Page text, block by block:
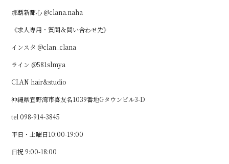
那覇新都心 @clana.naha
《求人専用・質問＆問い合わせ先》
インスタ @clan_clana
ライン @581slmya
CLAN hair&studio
沖縄県宜野湾市喜友名1039番地Gタウンビル3-D
tel 098-914-3845
平日・土曜日10:00-19:00
日祝 9:00-18:00